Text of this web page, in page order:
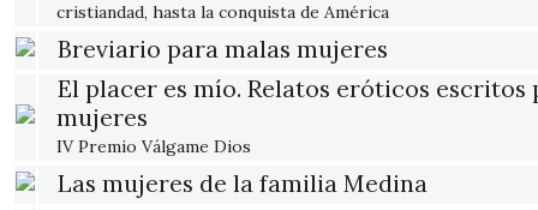
cristiandad, hasta la conquista de América
Breviario para malas mujeres
El placer es mío. Relatos eróticos escritos
mujeres
IV Premio Válgame Dios
Las mujeres de la familia Medina